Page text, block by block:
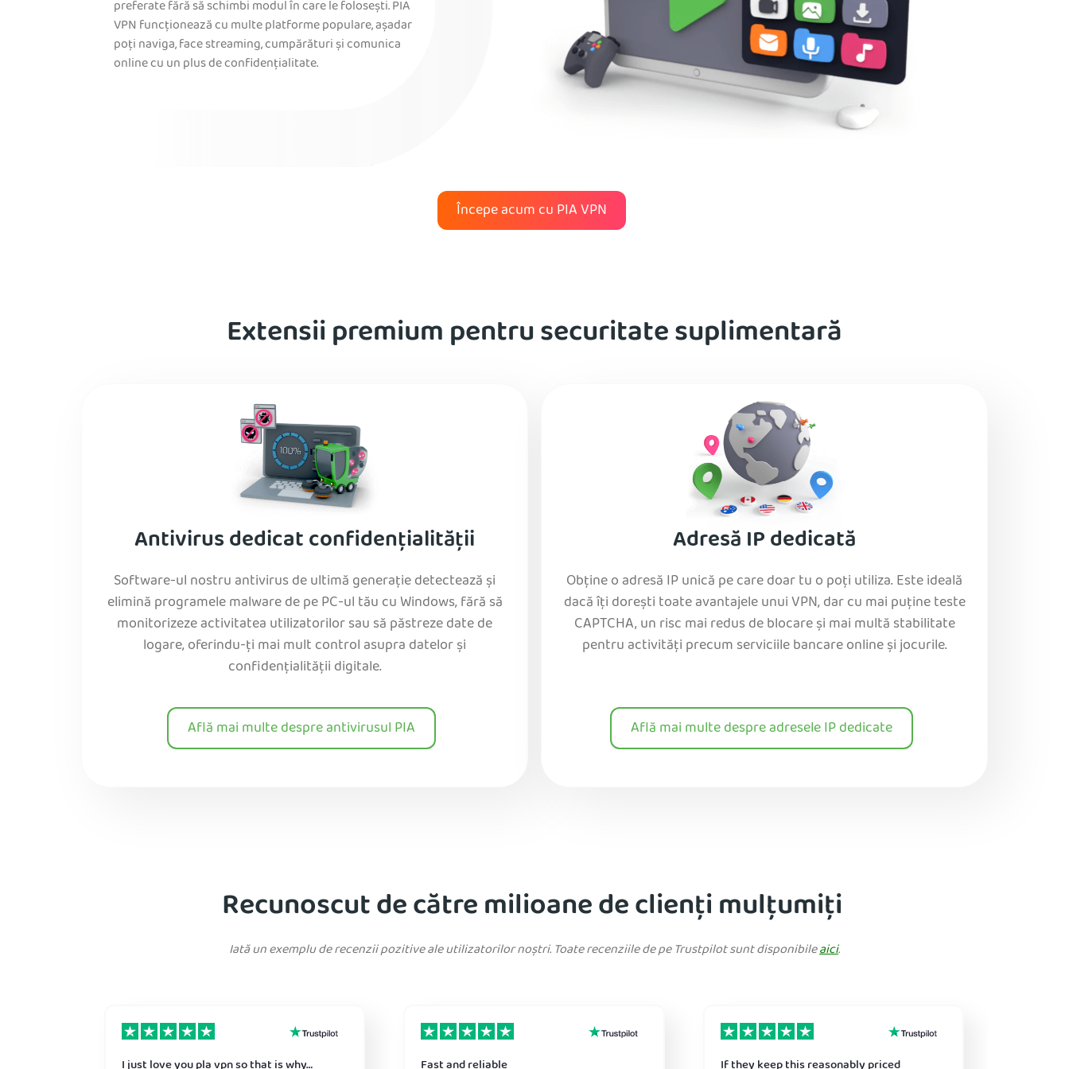
preferate fără să schimbi modul în care le folosești. PIA
VPN funcționează cu multe platforme populare, așadar
poți naviga, face streaming, cumpărături și comunica
online cu un plus de confidențialitate.
Începe acum cu PIA VPN
Extensii premium pentru securitate suplimentară
Antivirus dedicat confidențialității
Software-ul nostru antivirus de ultimă generație detectează și
elimină programele malware de pe PC-ul tău cu Windows, fără să
monitorizeze activitatea utilizatorilor sau să păstreze date de
logare, oferindu-ți mai mult control asupra datelor și
confidențialității digitale.
Află mai multe despre antivirusul PIA
Adresă IP dedicată
Obține o adresă IP unică pe care doar tu o poți utiliza. Este ideală
dacă îți dorești toate avantajele unui VPN, dar cu mai puține teste
CAPTCHA, un risc mai redus de blocare și mai multă stabilitate
pentru activități precum serviciile bancare online și jocurile.
Află mai multe despre adresele IP dedicate
Recunoscut de către milioane de clienți mulțumiți
Iată un exemplu de recenzii pozitive ale utilizatorilor noștri. Toate recenziile de pe Trustpilot sunt disponibileaici.